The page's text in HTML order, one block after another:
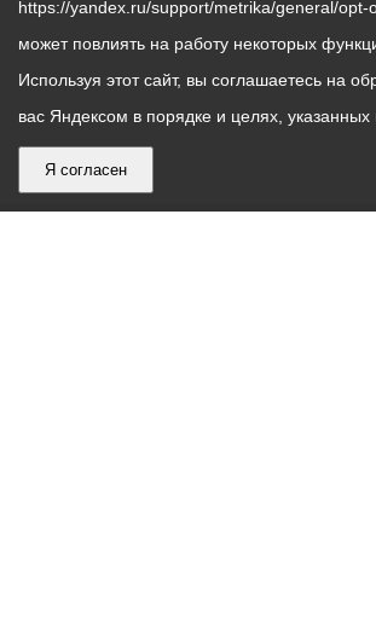
https://yandex.ru/support/metrika/general/opt-
может повлиять на работу некоторых
Используя этот сайт, вы соглашаетесь на
вас Яндексом в порядке и целях, указанных
Я согласен